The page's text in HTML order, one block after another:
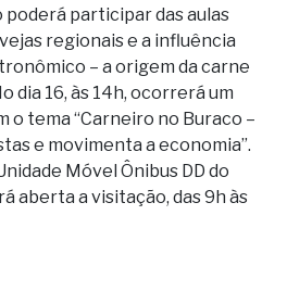
poderá participar das aulas
regionais e a influência
– a origem da carne
dia 16, às 14h, ocorrerá um
o tema “Carneiro no Buraco –
e movimenta a economia”.
Móvel Ônibus DD do
aberta a visitação, das 9h às